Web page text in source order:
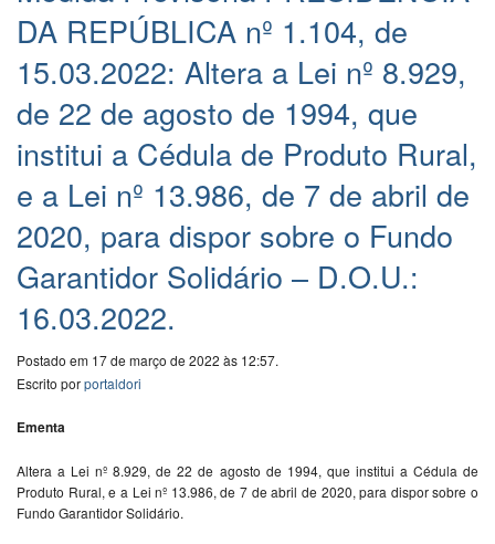
DA REPÚBLICA nº 1.104, de
15.03.2022: Altera a Lei nº 8.929,
de 22 de agosto de 1994, que
institui a Cédula de Produto Rural,
e a Lei nº 13.986, de 7 de abril de
2020, para dispor sobre o Fundo
Garantidor Solidário – D.O.U.:
16.03.2022.
Postado em 17 de março de 2022 às 12:57.
Escrito porportaldori
Ementa
Altera a Lei nº 8.929, de 22 de agosto de 1994, que institui a Cédula de
Produto Rural, e a Lei nº 13.986, de 7 de abril de 2020, para dispor sobre o
Fundo Garantidor Solidário.